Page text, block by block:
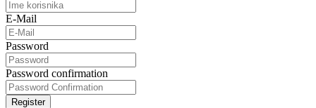
E-Mail
Password
Password confirmation
Register